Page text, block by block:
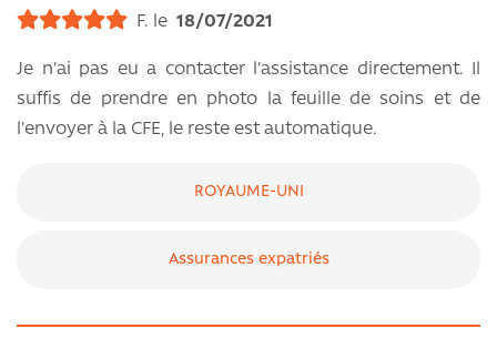
F. le 18/07/2021
Je n'ai pas eu a contacter l'assistance directement. Il
suffis de prendre en photo la feuille de soins et de
l'envoyer à la CFE, le reste est automatique.
ROYAUME-UNI
Assurances expatriés